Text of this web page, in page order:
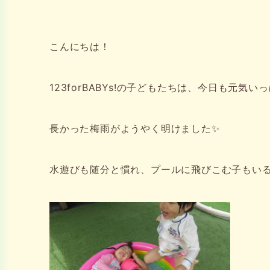
こんにちは！
123forBABYs!の子どもたちは、今日も元気いっ
長かった梅雨がようやく明けました✨
水遊びも随分と慣れ、プールに飛びこむ子もい